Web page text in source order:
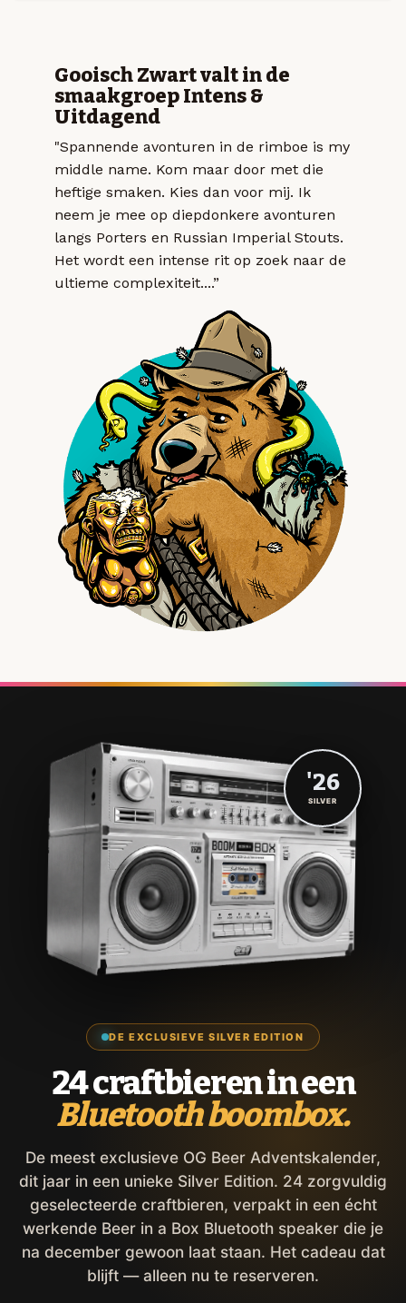
Gooisch Zwart valt in de
smaakgroep Intens &
Uitdagend
"Spannende avonturen in de rimboe is my
middle name. Kom maar door met die
heftige smaken. Kies dan voor mij. Ik
neem je mee op diepdonkere avonturen
langs Porters en Russian Imperial Stouts.
Het wordt een intense rit op zoek naar de
ultieme complexiteit....”
DE EXCLUSIEVE SILVER EDITION
24 craftbieren in een
Bluetooth boombox.
De meest exclusieve OG Beer Adventskalender,
dit jaar in een unieke Silver Edition. 24 zorgvuldig
geselecteerde craftbieren, verpakt in een écht
werkende Beer in a Box Bluetooth speaker die je
na december gewoon laat staan. Het cadeau dat
blijft — alleen nu te reserveren.
'26
SILVER